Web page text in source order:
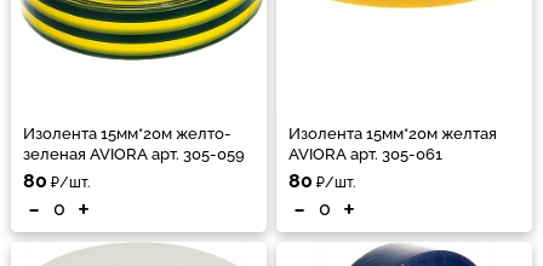
Изолента 15мм*20м желто-
зеленая AVIORA арт. 305-059
80 ₽/шт.
- +
Изолента 15мм*20м желтая
AVIORA арт. 305-061
80 ₽/шт.
- +